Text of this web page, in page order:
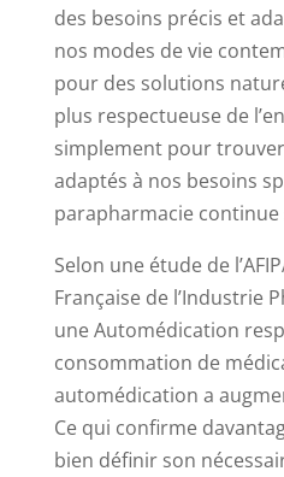
des besoins précis et
nos modes de vie
pour des solutions
plus respectueuse de
simplement pour
adaptés à nos besoins
parapharmacie
Selon une étude de
Française de l’Industrie
une Automédication
consommation de
automédication a
Ce qui confirme
bien définir son